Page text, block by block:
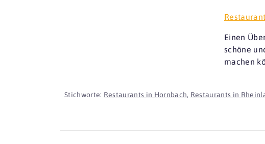
Einen
schöne
machen
Stichworte: Restaurants in Hornbach, Restaurants in